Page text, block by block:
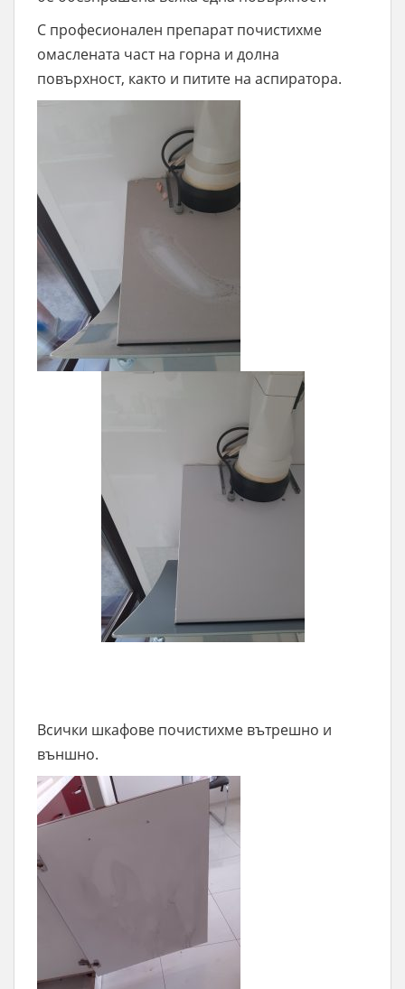
С професионален препарат почистихме
омаслената част на горна и долна
повърхност, както и питите на аспиратора.
Всички шкафове почистихме вътрешно и
външно.